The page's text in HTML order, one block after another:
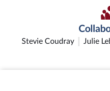
Stevie Coudray Julie